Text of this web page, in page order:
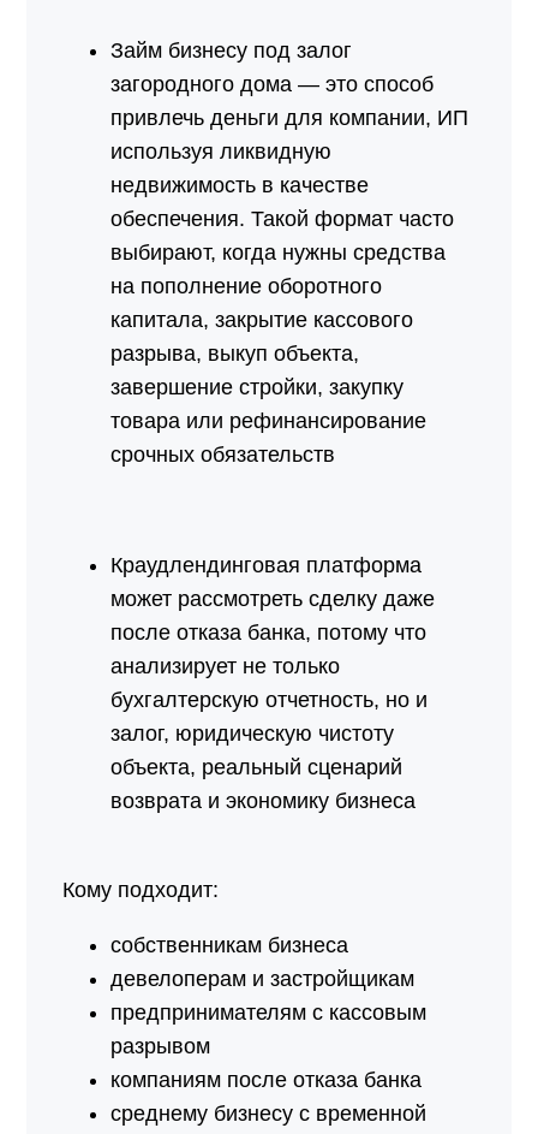
Займ бизнесу под залог
загородного дома — это способ
привлечь деньги для компании, ИП
используя ликвидную
недвижимость в качестве
обеспечения. Такой формат часто
выбирают, когда нужны средства
на пополнение оборотного
капитала, закрытие кассового
разрыва, выкуп объекта,
завершение стройки, закупку
товара или рефинансирование
срочных обязательств
Краудлендинговая платформа
может рассмотреть сделку даже
после отказа банка, потому что
анализирует не только
бухгалтерскую отчетность, но и
залог, юридическую чистоту
объекта, реальный сценарий
возврата и экономику бизнеса
Кому подходит:
собственникам бизнеса
девелоперам и застройщикам
предпринимателям с кассовым
разрывом
компаниям после отказа банка
среднему бизнесу с временной